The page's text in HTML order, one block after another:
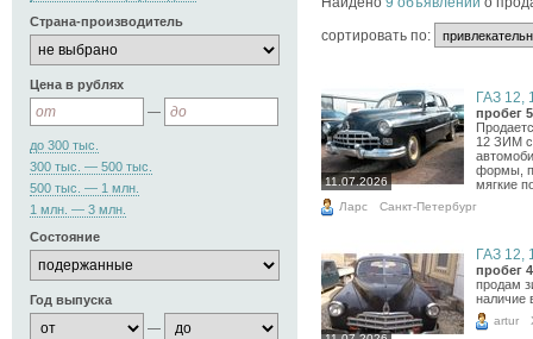
Страна-производитель
Цена в рублях
—
до 300 тыс.
300 тыс. — 500 тыс.
500 тыс. — 1 млн.
1 млн. — 3 млн.
Состояние
Год выпуска
—
cортировать по:
11.07.2026
ГАЗ 12,
пробег
12 ЗИМ
формы,
мягкие
Ларс Санкт-Петербург
ГАЗ 12,
пробег
продам
наличие
artur